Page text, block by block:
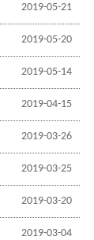
2019-05-21
2019-05-20
2019-05-14
2019-04-15
2019-03-26
2019-03-25
2019-03-20
2019-03-04